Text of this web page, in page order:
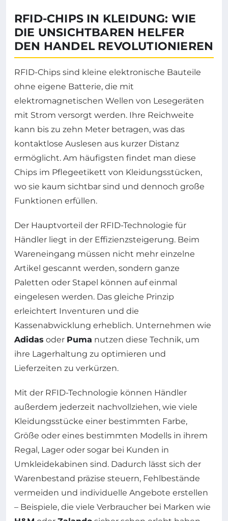
RFID-CHIPS IN KLEIDUNG: WIE
DIE UNSICHTBAREN HELFER
DEN HANDEL REVOLUTIONIEREN
RFID-Chips sind kleine elektronische Bauteile
ohne eigene Batterie, die mit
elektromagnetischen Wellen von Lesegeräten
mit Strom versorgt werden. Ihre Reichweite
kann bis zu zehn Meter betragen, was das
kontaktlose Auslesen aus kurzer Distanz
ermöglicht. Am häufigsten findet man diese
Chips im Pflegeetikett von Kleidungsstücken,
wo sie kaum sichtbar sind und dennoch große
Funktionen erfüllen.
Der Hauptvorteil der RFID-Technologie für
Händler liegt in der Effizienzsteigerung. Beim
Wareneingang müssen nicht mehr einzelne
Artikel gescannt werden, sondern ganze
Paletten oder Stapel können auf einmal
eingelesen werden. Das gleiche Prinzip
erleichtert Inventuren und die
Kassenabwicklung erheblich. Unternehmen wie
Adidas oder Puma nutzen diese Technik, um
ihre Lagerhaltung zu optimieren und
Lieferzeiten zu verkürzen.
Mit der RFID-Technologie können Händler
außerdem jederzeit nachvollziehen, wie viele
Kleidungsstücke einer bestimmten Farbe,
Größe oder eines bestimmten Modells in ihrem
Regal, Lager oder sogar bei Kunden in
Umkleidekabinen sind. Dadurch lässt sich der
Warenbestand präzise steuern, Fehlbestände
vermeiden und individuelle Angebote erstellen
– Beispiele, die viele Verbraucher bei Marken wie